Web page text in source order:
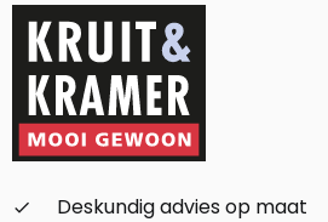
check_small
Deskundig advies op maat